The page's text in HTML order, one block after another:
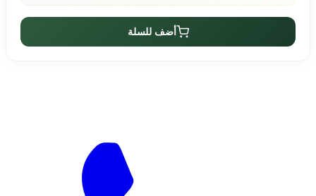
أضف للسلة